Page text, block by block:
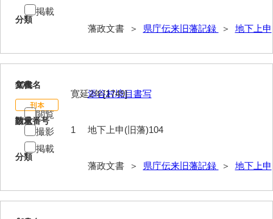
分類
藩政文書 ＞ 県庁伝来旧藩記録 ＞ 地下上申
掲載
104
文書名
添谷村境目書写
請求番号
地下上申(旧藩)104
分類
藩政文書 ＞ 県庁伝来旧藩記録 ＞ 地下上申
年代
寛延2年[1749]
数量
1
閲覧
撮影
掲載